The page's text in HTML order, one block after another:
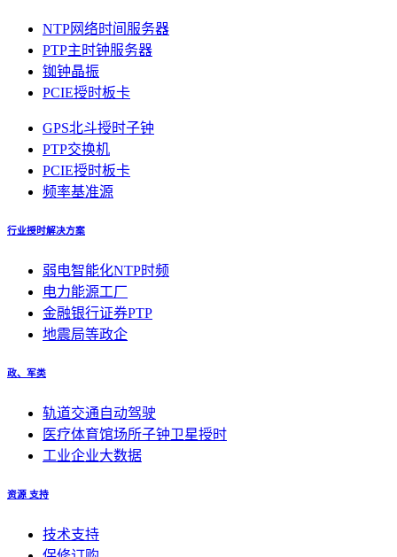
NTP网络时间服务器
PTP主时钟服务器
铷钟晶振
PCIE授时板卡
GPS北斗授时子钟
PTP交换机
PCIE授时板卡
频率基准源
行业授时解决方案
弱电智能化NTP时频
电力能源工厂
金融银行证券PTP
地震局等政企
政、军类
轨道交通自动驾驶
医疗体育馆场所子钟卫星授时
工业企业大数据
资源 支持
技术支持